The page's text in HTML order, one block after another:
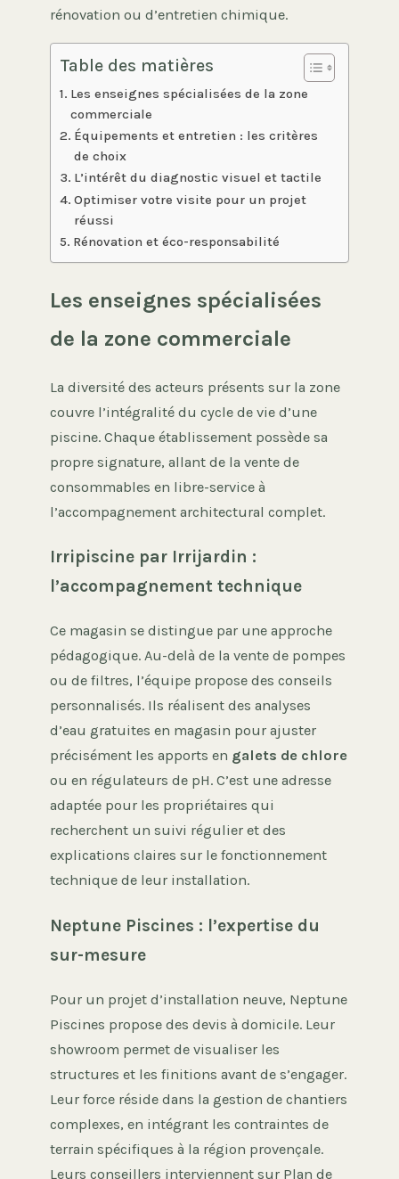
rénovation ou d’entretien chimique.
Table des matières
Les enseignes spécialisées de la zone
commerciale
Équipements et entretien : les critères
de choix
L’intérêt du diagnostic visuel et tactile
Optimiser votre visite pour un projet
réussi
Rénovation et éco-responsabilité
Les enseignes spécialisées
de la zone commerciale
La diversité des acteurs présents sur la zone
couvre l’intégralité du cycle de vie d’une
piscine. Chaque établissement possède sa
propre signature, allant de la vente de
consommables en libre-service à
l’accompagnement architectural complet.
Irripiscine par Irrijardin :
l’accompagnement technique
Ce magasin se distingue par une approche
pédagogique. Au-delà de la vente de pompes
ou de filtres, l’équipe propose des conseils
personnalisés. Ils réalisent des analyses
d’eau gratuites en magasin pour ajuster
précisément les apports en galets de chlore
ou en régulateurs de pH. C’est une adresse
adaptée pour les propriétaires qui
recherchent un suivi régulier et des
explications claires sur le fonctionnement
technique de leur installation.
Neptune Piscines : l’expertise du
sur-mesure
Pour un projet d’installation neuve, Neptune
Piscines propose des devis à domicile. Leur
showroom permet de visualiser les
structures et les finitions avant de s’engager.
Leur force réside dans la gestion de chantiers
complexes, en intégrant les contraintes de
terrain spécifiques à la région provençale.
Leurs conseillers interviennent sur Plan de